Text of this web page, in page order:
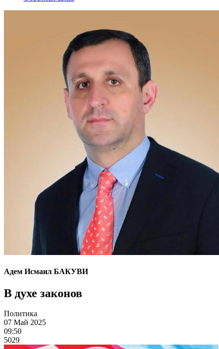
Адем Исмаил БАКУВИ
В духе законов
Политика
07 Май 2025
09:50
5029